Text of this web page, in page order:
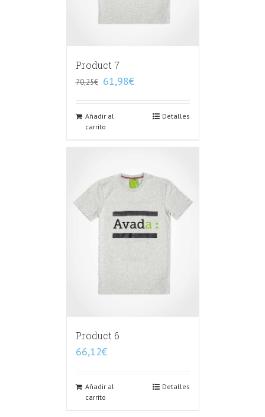
Product 7
70,25€ 61,98€
Añadir al
carrito
Detalles
Product 6
66,12€
Añadir al
carrito
Detalles